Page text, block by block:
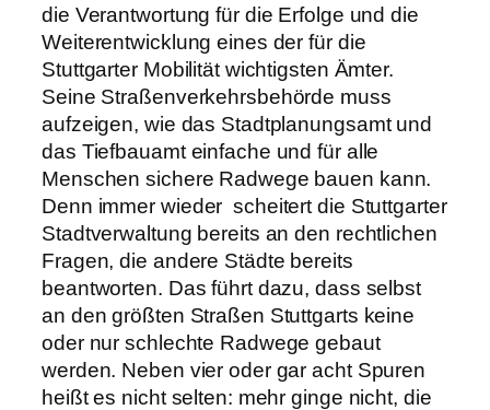
die Verantwortung für die Erfolge und die
Weiterentwicklung eines der für die
Stuttgarter Mobilität wichtigsten Ämter.
Seine Straßenverkehrsbehörde muss
aufzeigen, wie das Stadtplanungsamt und
das Tiefbauamt einfache und für alle
Menschen sichere Radwege bauen kann.
Denn immer wieder scheitert die Stuttgarter
Stadtverwaltung bereits an den rechtlichen
Fragen, die andere Städte bereits
beantworten. Das führt dazu, dass selbst
an den größten Straßen Stuttgarts keine
oder nur schlechte Radwege gebaut
werden. Neben vier oder gar acht Spuren
heißt es nicht selten: mehr ginge nicht, die